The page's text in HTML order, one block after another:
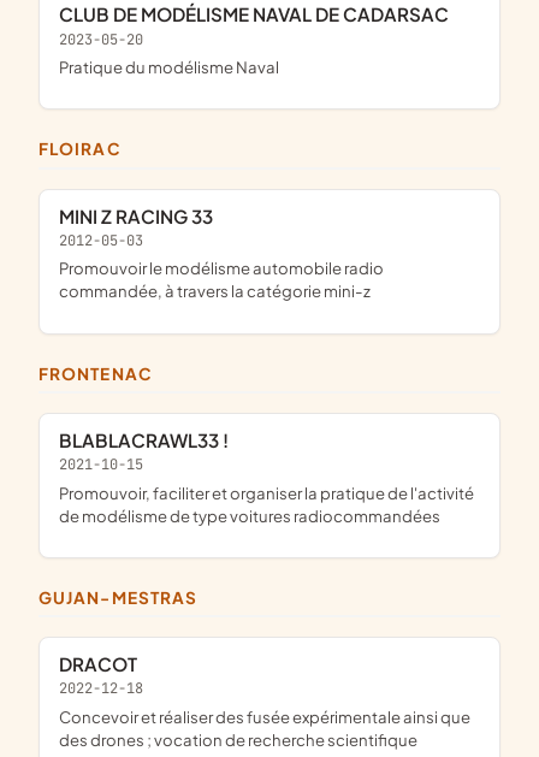
CLUB DE MODÉLISME NAVAL DE CADARSAC
2023-05-20
pratique du modélisme Naval
FLOIRAC
MINI Z RACING 33
2012-05-03
promouvoir le modélisme automobile radio
commandée, à travers la catégorie mini-z
FRONTENAC
BLABLACRAWL33 !
2021-10-15
promouvoir, faciliter et organiser la pratique de l'activité
de modélisme de type voitures radiocommandées
GUJAN-MESTRAS
DRACOT
2022-12-18
concevoir et réaliser des fusée expérimentale ainsi que
des drones ; vocation de recherche scientifique